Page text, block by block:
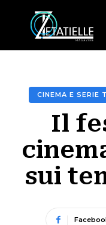
CINEMA E SERIE
Il
sui